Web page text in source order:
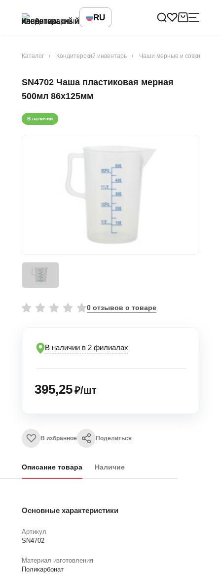
RU
Каталог Кондитерский инвентарь Чаши мерные и совки
SN4702 Чаша пластиковая мерная
500мл 86х125мм
В наличии
0 отзывов о товаре
В наличии в 2 филиалах
395,25₽/шт
В избранное Поделиться
Описание товара Наличие
Основные характеристики
Артикул
SN4702
Материал изготовления
Поликарбонат